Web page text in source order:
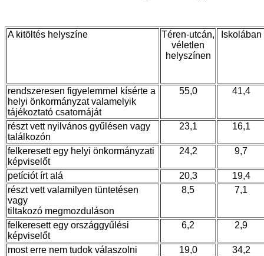
A kitöltés helyszíne
Téren-utcán,
véletlen
helyszínen
Iskolában
rendszeresen figyelemmel kísérte a
helyi önkormányzat valamelyik
tájékoztató csatornáját
55,0 41,4
részt vett nyilvános gyűlésen vagy
találkozón
23,1 16,1
felkeresett egy helyi önkormányzati
képviselőt
24,2 9,7
petíciót írt alá 20,3
19,4
részt vett valamilyen tüntetésen
vagy
tiltakozó megmozduláson
8,5 7,1
felkeresett egy országgyűlési
képviselőt
6,2 2,9
most erre nem tudok válaszolni 19,0 34,2